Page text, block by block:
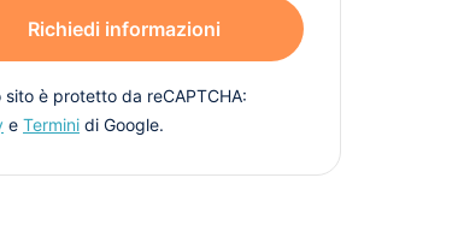
Richiedi informazioni
sito è protetto da reCAPTCHA:
e Termini di Google.